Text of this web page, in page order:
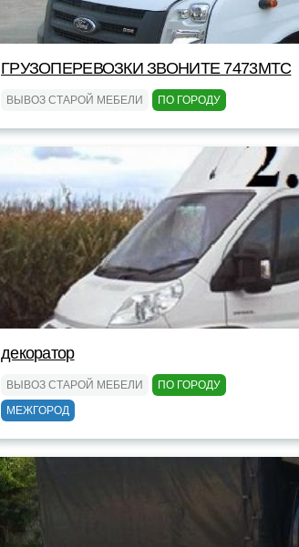
ГРУЗОПЕРЕВОЗКИ ЗВОНИТЕ 7473МТС
ВЫВОЗ СТАРОЙ МЕБЕЛИ ПО ГОРОДУ
декоратор
ВЫВОЗ СТАРОЙ МЕБЕЛИ
ПО ГОРОДУ
МЕЖГОРОД